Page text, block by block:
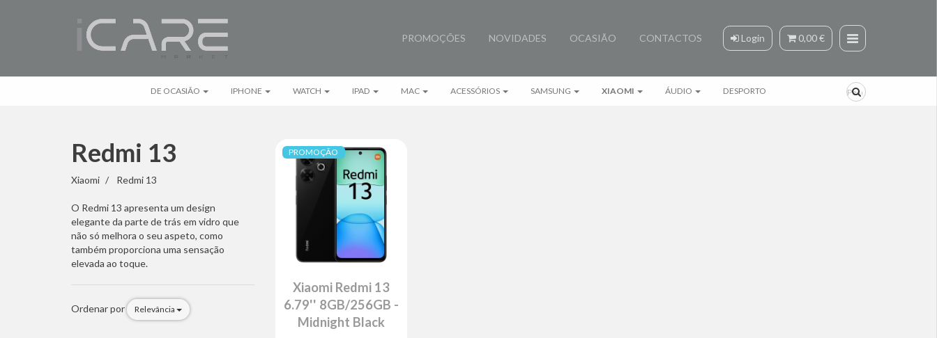
PROMOÇÕES NOVIDADES OCASIÃO CONTACTOS Login 0,00 €
DE OCASIÃO IPHONE WATCH IPAD MAC ACESSÓRIOS SAMSUNG XIAOMI ÁUDIO DESPORTO
Redmi 13
Redmi
13
Xiaomi Redmi 13
O Redmi 13 apresenta um design
elegante da parte de trás em vidro que
não só melhora o seu aspeto, como
também proporciona uma sensação
elevada ao toque.
Ordenar por Relevância
PROMOÇÃO
Xiaomi Redmi 13
6.79'' 8GB/256GB -
Midnight Black